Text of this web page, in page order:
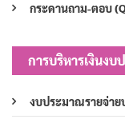
กระดานถาม-ตอบ
การบริหารเงินง
งบประมาณรายจ่าย